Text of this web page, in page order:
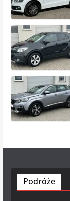
Podróże